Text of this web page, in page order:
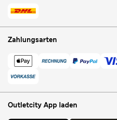
Zahlungsarten
Outletcity App laden